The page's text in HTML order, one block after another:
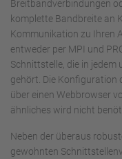
Breitbandverbindungen
komplette Bandbreite an
Kommunikation zu Ihren
entweder per MPI und
Schnittstelle, die in
gehört. Die Konfiguration
über einen Webbrowser
ähnliches wird nicht
Neben der überaus
gewohnten